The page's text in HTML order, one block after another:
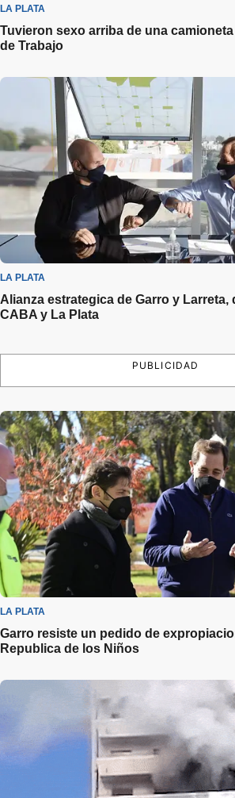
LA PLATA
Tuvieron sexo arriba de una
de Trabajo
LA PLATA
Alianza estrategica de Garro y Larreta,
CABA y La Plata
PUBLICIDAD
LA PLATA
Garro resiste un pedido de
Republica de los Niños